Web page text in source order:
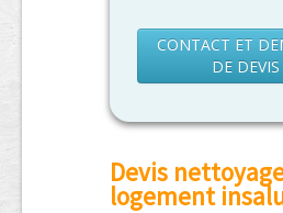
CONTACT ET
DE DEVIS
Devis
logement